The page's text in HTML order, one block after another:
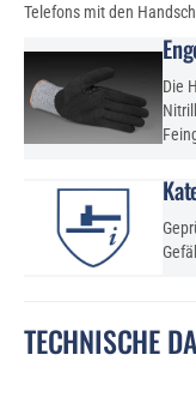
Telefons mit den
Die
TECHNISCHE